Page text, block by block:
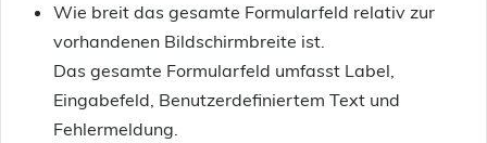
Wie breit das gesamte Formularfeld relativ zur
vorhandenen Bildschirmbreite ist.
Das gesamte Formularfeld umfasst Label,
Eingabefeld, Benutzerdefiniertem Text und
Fehlermeldung.